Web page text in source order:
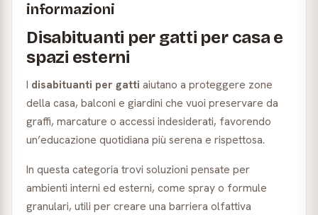
informazioni
Disabituanti per gatti per casa e
spazi esterni
I disabituanti per gatti aiutano a proteggere zone
della casa, balconi e giardini che vuoi preservare da
graffi, marcature o accessi indesiderati, favorendo
un’educazione quotidiana più serena e rispettosa.
In questa categoria trovi soluzioni pensate per
ambienti interni ed esterni, come spray o formule
granulari, utili per creare una barriera olfattiva